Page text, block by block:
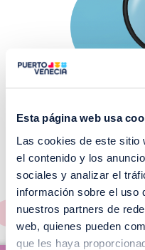
Esta página web usa
Las cookies de este sitio
el contenido y los
sociales y analizar el
información sobre el uso
nuestros partners de
web, quienes pueden
que les haya
¡No te pierdas
EVENTOS!
Ver todos >